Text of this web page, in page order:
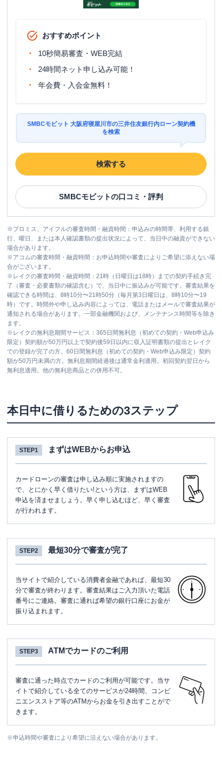
おすすめポイント
10秒簡易審査・WEB完結
24時間ネット申し込み可能！
年会費・入会金無料！
SMBCモビット 大阪府寝屋川市の三井住友銀行内ローン契約機
を検索
検索する
SMBCモビットの口コミ・評判
※プロミス、アイフルの審査時間・融資時間：申込みの時間帯、利用する銀
行、曜日、または本人確認書類の提出状況によって、当日中の融資ができない
場合があります。
※アコムの審査時間・融資時間：お申込時間や審査によりご希望に添えない場
合がございます。
※ レイクの審査時間・融資時間：21時（日曜日は18時）までの契約手続き完
了（審査・必要書類の確認含む）で、当日中に振込みが可能です。審査結果を
確認できる時間は、8時10分〜21時50分（毎月第3日曜日は、8時10分〜19
時）です。時間外や申し込み内容によっては、電話またはメールで審査結果が
通知される場合があります。一部金融機関および、メンテナンス時間等を除き
ます。
※ レイクの無利息期間サービス：365日間無利息（初めての契約・Web申込み
限定）契約額が50万円以上で契約後59日以内に収入証明書類の提出とレイク
での登録が完了の方。60日間無利息（初めての契約・Web申込み限定）契約
額が50万円未満の方。無利息期間経過後は通常金利適用。初回契約翌日から
無利息適用。他の無利息商品との併用不可。
本日中に借りるための3ステップ
STEP1 まずはWEBからお申込
カードローンの審査は申し込み順に実施されますの
で、とにかく早く借りたい!という方は、まずはWEB
申込を済ませましょう。早く申し込むほど、早く審査
が行われます。
STEP2 最短30分で審査が完了
当サイトで紹介している消費者金融であれば、最短30
分で審査が終わります。審査結果はご入力頂いた電話
番号にご連絡。審査に通れば希望の銀行口座にお金が
振り込まれます。
STEP3 ATMでカードのご利用
審査に通った時点でカードのご利用が可能です。当サ
イトで紹介している全てのサービスが24時間、コンビ
ニエンスストア等のATMからお金を引き出すことがで
きます。
※申込時間や審査により希望に沿えない場合があります。